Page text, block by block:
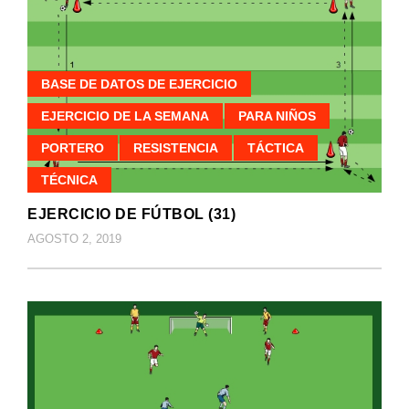
BASE DE DATOS DE EJERCICIO
EJERCICIO DE LA SEMANA PARA NIÑOS
PORTERO RESISTENCIA TÁCTICA
TÉCNICA
EJERCICIO DE FÚTBOL (31)
AGOSTO 2, 2019